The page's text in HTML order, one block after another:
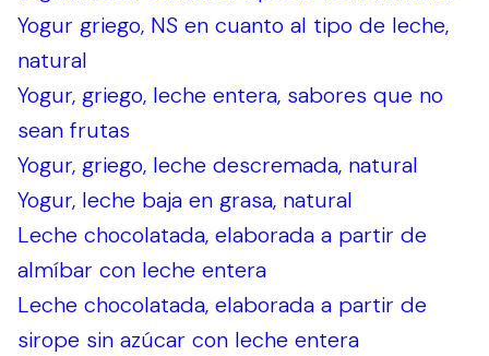
Yogur griego, NS en cuanto al tipo de leche,
natural
Yogur, griego, leche entera, sabores que no
sean frutas
Yogur, griego, leche descremada, natural
Yogur, leche baja en grasa, natural
Leche chocolatada, elaborada a partir de
almíbar con leche entera
Leche chocolatada, elaborada a partir de
sirope sin azúcar con leche entera